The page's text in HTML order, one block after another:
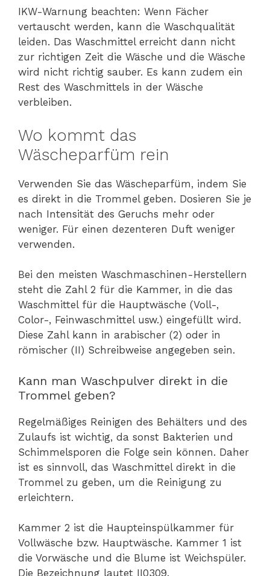
IKW-Warnung beachten: Wenn Fächer
vertauscht werden, kann die Waschqualität
leiden. Das Waschmittel erreicht dann nicht
zur richtigen Zeit die Wäsche und die Wäsche
wird nicht richtig sauber. Es kann zudem ein
Rest des Waschmittels in der Wäsche
verbleiben.
Wo kommt das
Wäscheparfüm rein
Verwenden Sie das Wäscheparfüm, indem Sie
es direkt in die Trommel geben. Dosieren Sie je
nach Intensität des Geruchs mehr oder
weniger. Für einen dezenteren Duft weniger
verwenden.
Bei den meisten Waschmaschinen-Herstellern
steht die Zahl 2 für die Kammer, in die das
Waschmittel für die Hauptwäsche (Voll-,
Color-, Feinwaschmittel usw.) eingefüllt wird.
Diese Zahl kann in arabischer (2) oder in
römischer (II) Schreibweise angegeben sein.
Kann man Waschpulver direkt in die
Trommel geben?
Regelmäßiges Reinigen des Behälters und des
Zulaufs ist wichtig, da sonst Bakterien und
Schimmelsporen die Folge sein können. Daher
ist es sinnvoll, das Waschmittel direkt in die
Trommel zu geben, um die Reinigung zu
erleichtern.
Kammer 2 ist die Haupteinspülkammer für
Vollwäsche bzw. Hauptwäsche. Kammer 1 ist
die Vorwäsche und die Blume ist Weichspüler.
Die Bezeichnung lautet II0309.